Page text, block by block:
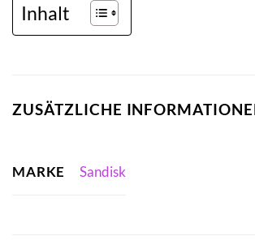
Inhalt
ZUSÄTZLICHE
MARKE Sandisk